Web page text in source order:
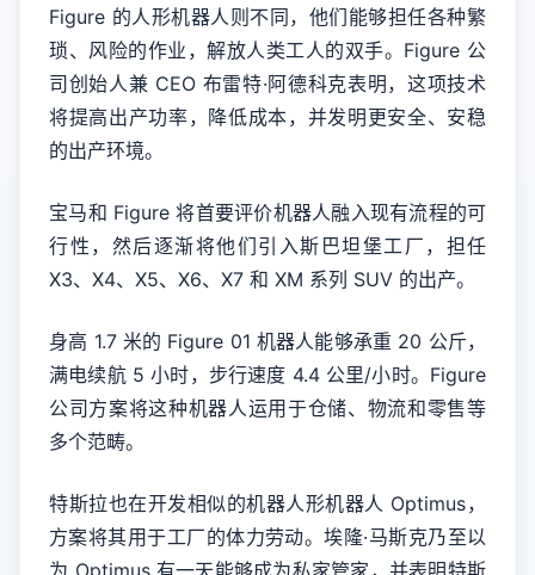
Figure 的人形机器人则不同，他们能够担任各种繁
琐、风险的作业，解放人类工人的双手。Figure 公
司创始人兼 CEO 布雷特·阿德科克表明，这项技术
将提高出产功率，降低成本，并发明更安全、安稳
的出产环境。
宝马和 Figure 将首要评价机器人融入现有流程的可
行性，然后逐渐将他们引入斯巴坦堡工厂，担任
X3、X4、X5、X6、X7 和 XM 系列 SUV 的出产。
身高 1.7 米的 Figure 01 机器人能够承重 20 公斤，
满电续航 5 小时，步行速度 4.4 公里/小时。Figure
公司方案将这种机器人运用于仓储、物流和零售等
多个范畴。
特斯拉也在开发相似的机器人形机器人 Optimus，
方案将其用于工厂的体力劳动。埃隆·马斯克乃至以
为 Optimus 有一天能够成为私家管家，并表明特斯